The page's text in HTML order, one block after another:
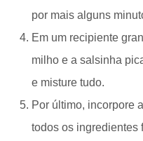
por mais alguns
Em um recipiente
milho e a salsinha
e misture tudo.
Por último, incorpore
todos os ingredientes